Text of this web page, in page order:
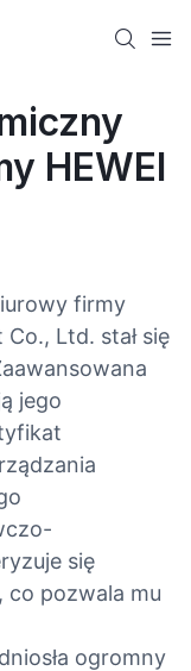
HEWEI
firmy
Ltd. stał się
jego
się
co pozwala mu
ogromny